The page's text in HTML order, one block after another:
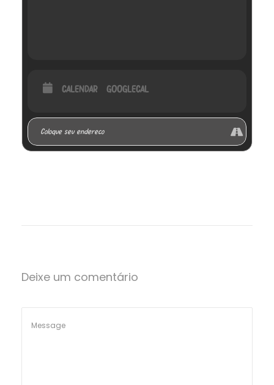
CALENDAR GOOGLECAL
Deixe um comentário